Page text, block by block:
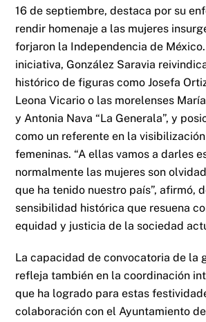
16 de septiembre, destaca por su
rendir homenaje a las mujeres
forjaron la Independencia de
iniciativa, González Saravia
histórico de figuras como Josefa
Leona Vicario o las morelenses
y Antonia Nava “La Generala”, y
como un referente en la
femeninas. “A ellas vamos a darles
normalmente las mujeres son
que ha tenido nuestro país”, afirmó,
sensibilidad histórica que resuena
equidad y justicia de la sociedad
La capacidad de convocatoria de la
refleja también en la coordinación
que ha logrado para estas
colaboración con el Ayuntamiento